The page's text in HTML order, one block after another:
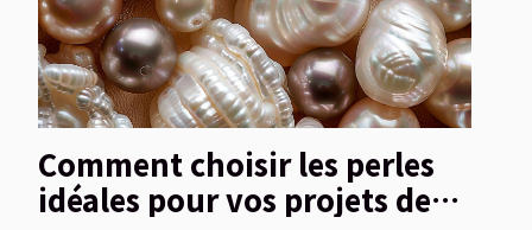
Comment choisir les perles
idéales pour vos projets de